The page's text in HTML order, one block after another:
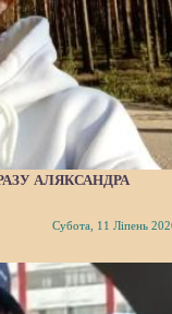
АЛЯКСАНДРА
Субота, 11 Ліпень